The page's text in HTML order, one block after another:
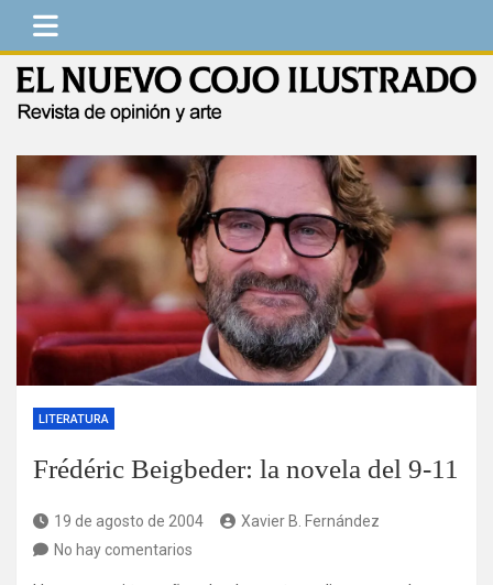
Saltar
contenido
LITERATURA
Frédéric Beigbeder: la novela del 9-11
19 de agosto de 2004
Xavier B. Fernández
No hay comentarios